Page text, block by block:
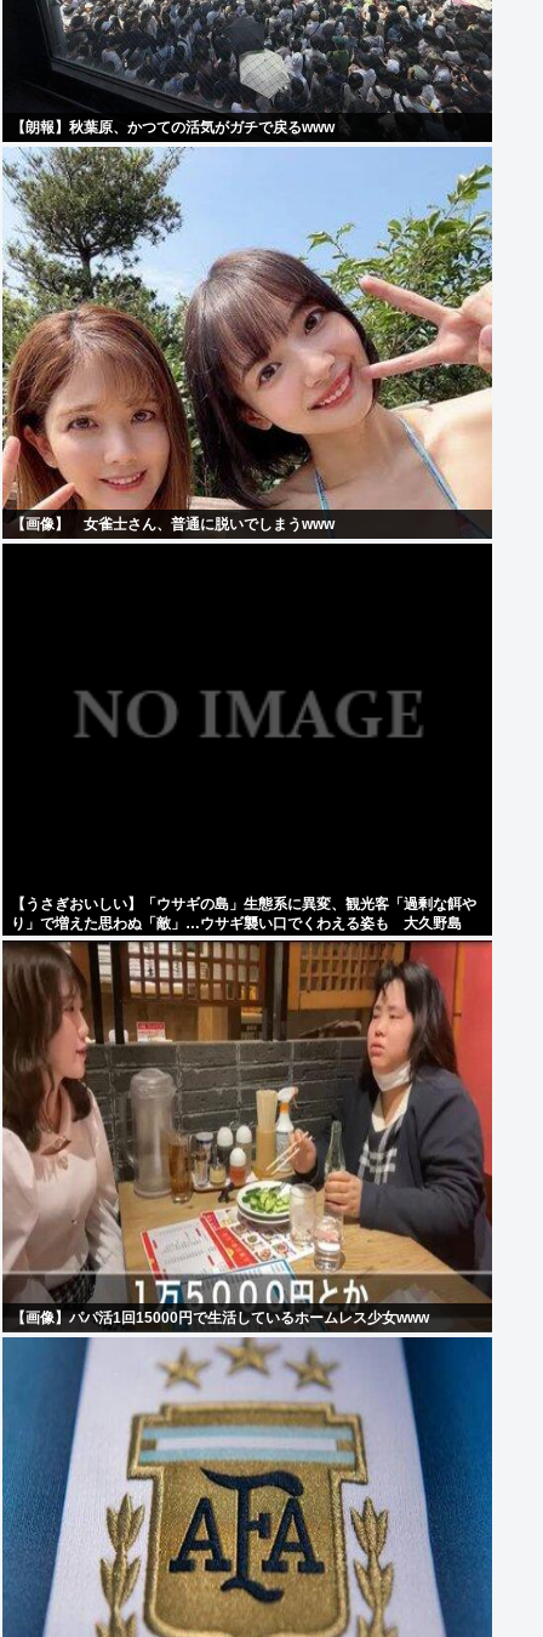
【朗報】秋葉原、かつての活気がガチで戻るwww
【画像】 女雀士さん、普通に脱いでしまうwww
【うさぎおいしい】「ウサギの島」生態系に異変、観光客「過剰な餌や
り」で増えた思わぬ「敵」…ウサギ襲い口でくわえる姿も 大久野島
【画像】パパ活1回15000円で生活しているホームレス少女www